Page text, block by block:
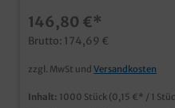
und SUP Logo Made in Germany ab 50.000 Stück auch
individuell bedruckbar
146,80 €*
Brutto: 174,69 €
zzgl. MwSt und Versandkosten
Inhalt: 1000 Stück (0,15 €* / 1